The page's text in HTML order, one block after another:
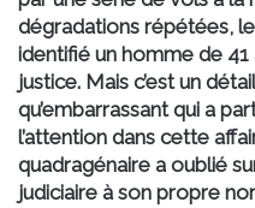
dégradations répétées,
identifié un homme de
justice. Mais c’est un
qu’embarrassant qui a
l’attention dans cette
quadragénaire a oublié
judiciaire à son propre